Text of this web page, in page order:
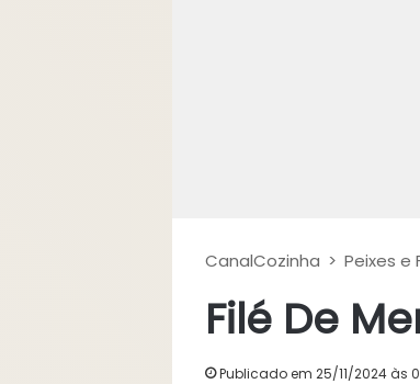
CanalCozinha > Peixes e
Filé De
Publicado em 25/11/2024 às